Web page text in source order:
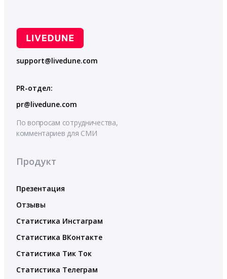
support@livedune.com
PR-отдел:
pr@livedune.com
По вопросам сотрудничества,
комментариев для СМИ
Продукт
Презентация
Отзывы
Статистика Инстаграм
Статистика ВКонтакте
Статистика Тик Ток
Статистика Телеграм